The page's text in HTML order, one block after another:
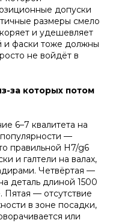
допуски
размеры смело
и удешевляет
и фаски тоже должны
не войдёт в
за которых потом
6–7 квалитета на
—
правильной H7/g6
и галтели на валах,
Четвёртая —
деталь длиной 1500
— отсутствие
в зоне посадки,
или